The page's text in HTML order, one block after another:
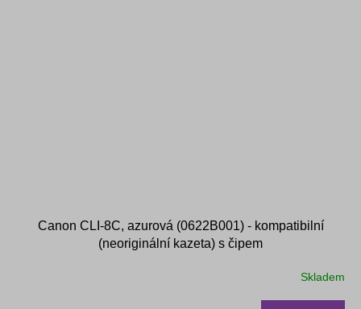
Canon CLI-8C, azurová (0622B001) - kompatibilní
(neoriginální kazeta) s čipem
Skladem